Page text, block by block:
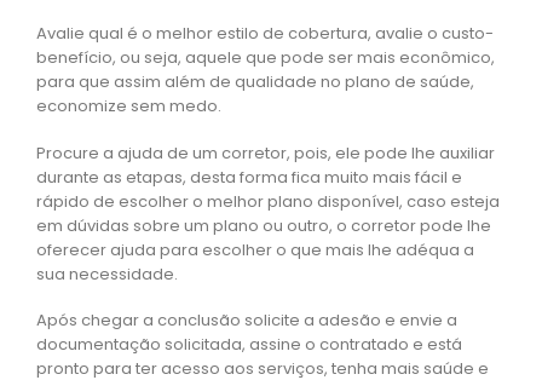
Avalie qual é o melhor estilo de cobertura, avalie o custo-
benefício, ou seja, aquele que pode ser mais econômico,
para que assim além de qualidade no plano de saúde,
economize sem medo.
Procure a ajuda de um corretor, pois, ele pode lhe auxiliar
durante as etapas, desta forma fica muito mais fácil e
rápido de escolher o melhor plano disponível, caso esteja
em dúvidas sobre um plano ou outro, o corretor pode lhe
oferecer ajuda para escolher o que mais lhe adéqua a
sua necessidade.
Após chegar a conclusão solicite a adesão e envie a
documentação solicitada, assine o contratado e está
pronto para ter acesso aos serviços, tenha mais saúde e